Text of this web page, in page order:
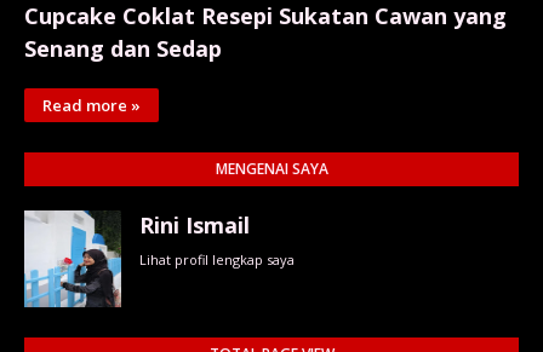
Cupcake Coklat Resepi Sukatan Cawan yang
Senang dan Sedap
Read more »
MENGENAI SAYA
Rini Ismail
Lihat profil lengkap saya